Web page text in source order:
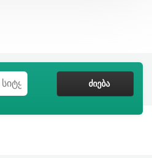
ᲫᲘᲔᲑᲐ